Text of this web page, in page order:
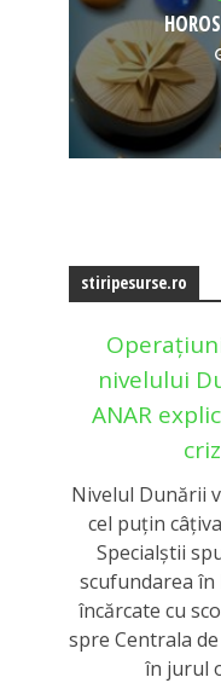
stiripesurse.ro
nivelului
ANAR
Nivelul Dunării
cel puțin
Specialștii
scufundarea
încărcate cu
spre Centrala
în jurul